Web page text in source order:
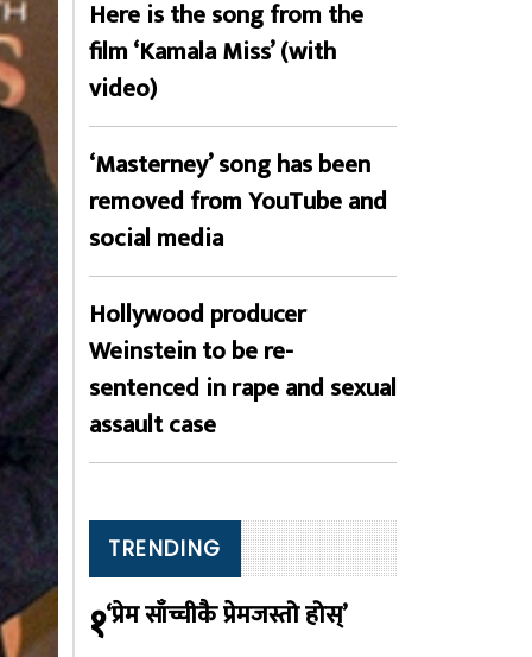
Here is the song from the
film ‘Kamala Miss’ (with
video)
‘Masterney’ song has been
removed from YouTube and
social media
Hollywood producer
Weinstein to be re-
sentenced in rape and sexual
assault case
TRENDING
१‘प्रेम साँच्चीकै प्रेमजस्तो होस्’